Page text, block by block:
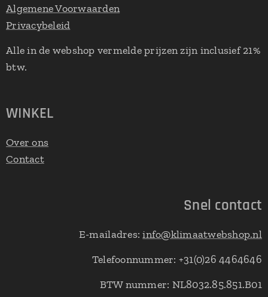
Algemene Voorwaarden
Privacybeleid
Alle in de webshop vermelde prijzen zijn inclusief 21%
btw.
WINKEL
Over ons
Contact
Snel contact
E-mailadres:info@klimaatwebshop.nl
Telefoonnummer: +31(0)26 4464646
BTW nummer: NL8032.85.851.B01